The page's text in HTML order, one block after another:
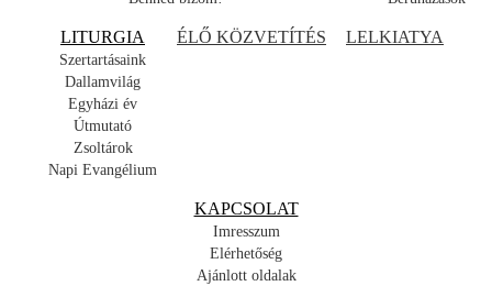
LITURGIA
Szertartásaink
Dallamvilág
Egyházi év
Útmutató
Zsoltárok
Napi Evangélium
ÉLŐ KÖZVETÍTÉS LELKIATYA
KAPCSOLAT
Imresszum
Elérhetőség
Ajánlott oldalak